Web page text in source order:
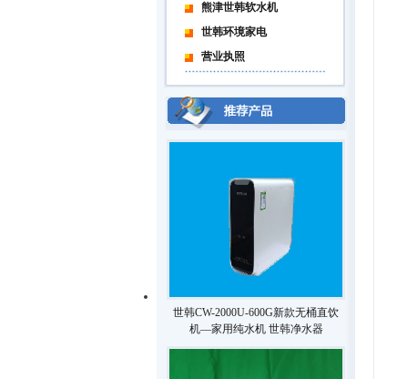
熊津世韩软水机
世韩环境家电
营业执照
世韩CW-2000U-600G新款无桶直饮
机—家用纯水机 世韩净水器